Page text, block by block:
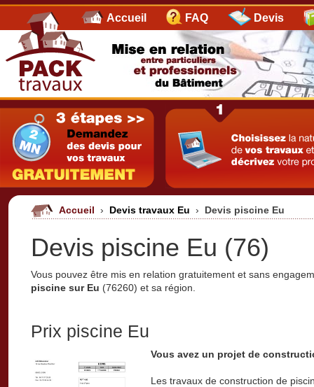
Accueil FAQ Devis
Accueil › Devis travaux Eu › Devis piscine Eu
Devis piscine Eu (76)
Vous pouvez être mis en relation gratuitement et sans
piscine sur Eu (76260) et sa région.
Prix piscine Eu
Vous avez un projet de
Les travaux de construction de